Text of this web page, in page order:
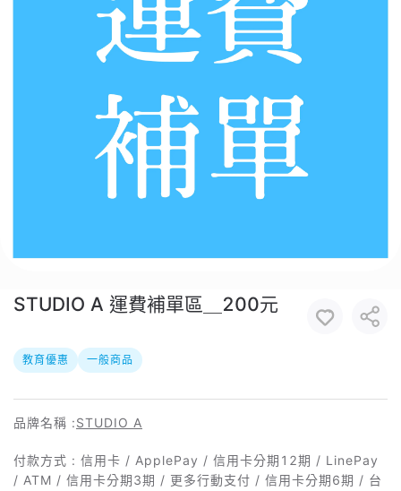
STUDIO A 運費補單區＿200元
教育優惠 一般商品
品牌名稱 :STUDIO A
付款方式 : 信用卡 / ApplePay / 信用卡分期12期 / LinePay
/ ATM / 信用卡分期3期 / 更多行動支付 / 信用卡分期6期 / 台